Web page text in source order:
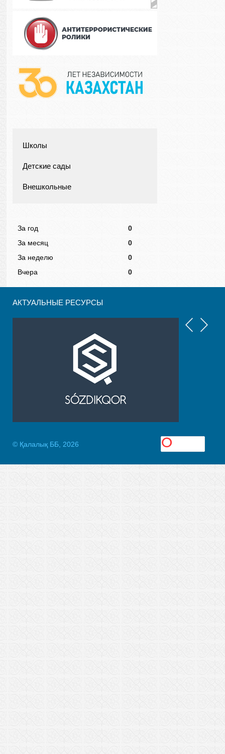
Школы
Детские сады
Внешкольные
За год
0
За месяц
0
За неделю
0
Вчера
0
АКТУАЛЬНЫЕ РЕСУРСЫ
© Қалалық ББ, 2026